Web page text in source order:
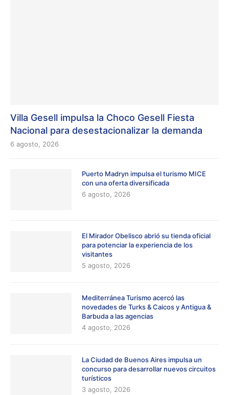
Villa Gesell impulsa la Choco Gesell Fiesta
Nacional para desestacionalizar la demanda
6 agosto, 2026
Puerto Madryn impulsa el turismo MICE
con una oferta diversificada
6 agosto, 2026
El Mirador Obelisco abrió su tienda oficial
para potenciar la experiencia de los
visitantes
5 agosto, 2026
Mediterránea Turismo acercó las
novedades de Turks & Caicos y Antigua &
Barbuda a las agencias
4 agosto, 2026
La Ciudad de Buenos Aires impulsa un
concurso para desarrollar nuevos circuitos
turísticos
3 agosto, 2026